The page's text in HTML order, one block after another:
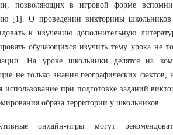
позволяющих в игровой форме
[1]. О проведении викторины школьников
к изучению дополнительную
обучающихся изучить тему урока не
На уроке школьники делятся на
не только знания географических
использование при подготовке заданий
образа территории у школьников.
онлайн-игры могут